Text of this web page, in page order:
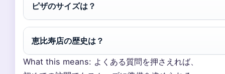
ピザのサイズは？
恵比寿店の歴史は？
What this means: よくある質問を押さえれば、